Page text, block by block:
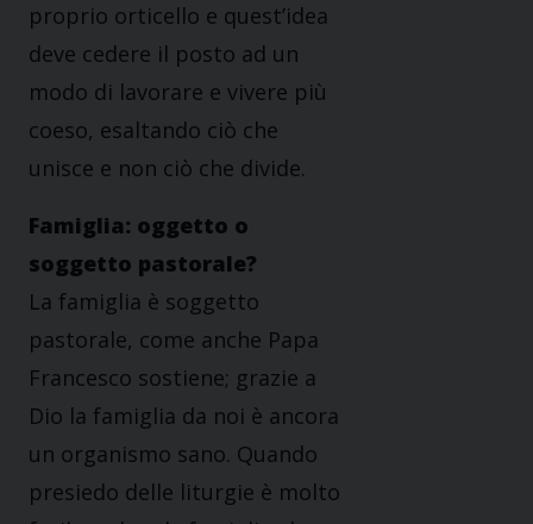
proprio orticello e quest’idea
deve cedere il posto ad un
modo di lavorare e vivere più
coeso, esaltando ciò che
unisce e non ciò che divide.
Famiglia: oggetto o
soggetto pastorale?
La famiglia è soggetto
pastorale, come anche Papa
Francesco sostiene; grazie a
Dio la famiglia da noi è ancora
un organismo sano. Quando
presiedo delle liturgie è molto